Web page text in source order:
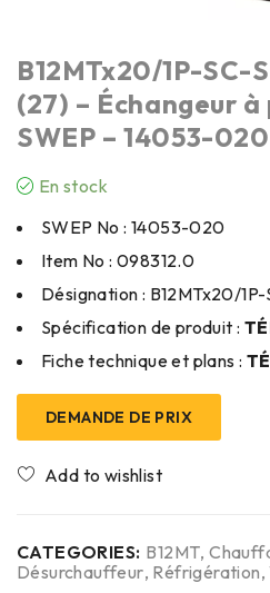
B12MTx20/1P-SC-
(27) – Échangeur
SWEP – 14053-
En stock
SWEP No : 14053-020
Item No : 098312.0
Désignation : B12MTx20/
Spécification de produit :
Fiche technique et plans :
DEMANDE DE PRIX
CATEGORIES: B12MT,
Désurchauffeur, Réfrigération,